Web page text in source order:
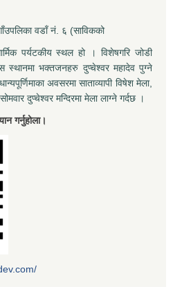
वडाँ नं. ६ (साविकको
पर्यटकीय स्थल हो । विशेषगरि जोडी
स्थानमा भक्तजनहरु दुप्चेश्वर महादेव पुग्ने
अवसरमा साताव्यापी विषेश मेला,
दुप्चेश्वर मन्दिरमा मेला लाग्ने गर्दछ ।
गर्नुहोला।